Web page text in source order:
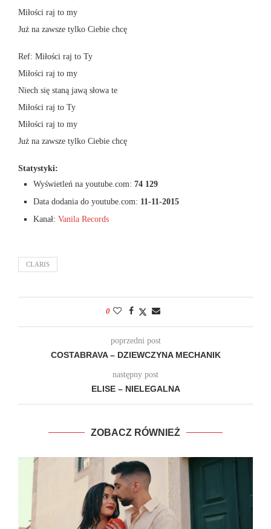
Miłości raj to my
Już na zawsze tylko Ciebie chcę
Ref: Miłości raj to Ty
Miłości raj to my
Niech się staną jawą słowa te
Miłości raj to Ty
Miłości raj to my
Już na zawsze tylko Ciebie chcę
Statystyki:
Wyświetleń na youtube.com: 74 129
Data dodania do youtube.com: 11-11-2015
Kanał: Vanila Records
CLARIS
0
poprzedni post
COSTABRAVA – DZIEWCZYNA MECHANIK
następny post
ELISE – NIELEGALNA
ZOBACZ RÓWNIEŻ